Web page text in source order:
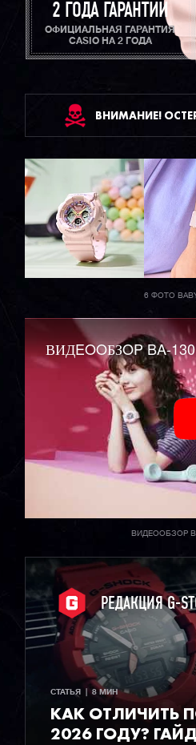
2 ГОДА ГАРАНТИИ
ОФИЦИАЛЬНАЯ ГАРАНТИЯ
CASIO НА 2 ГОДА
ВНИМАНИЕ!
6 ФОТО
ВИДEOOБЗOP BA-
ВИДЕООБЗОР
РЕДАКЦИЯ G-
СТАТЬЯ  |  8 МИН
КАК ОТЛИЧИТЬ
2026 ГОДУ?